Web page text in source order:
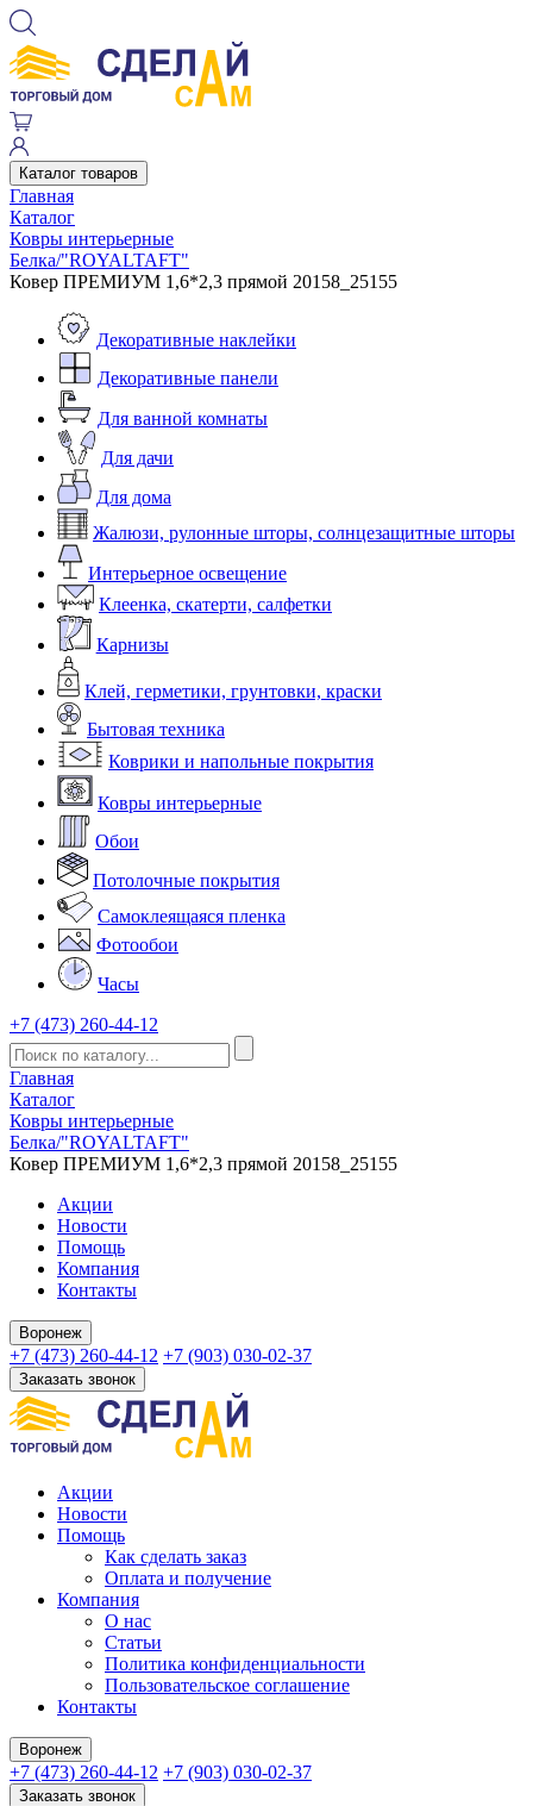
Каталог товаров
Главная
Каталог
Ковры интерьерные
Белка/"ROYALTAFT"
Ковер ПРЕМИУМ 1,6*2,3 прямой 20158_25155
Декоративные наклейки
Декоративные панели
Для ванной комнаты
Для дачи
Для дома
Жалюзи, рулонные шторы, солнцезащитные шторы
Интерьерное освещение
Клеенка, скатерти, салфетки
Карнизы
Клей, герметики, грунтовки, краски
Бытовая техника
Коврики и напольные покрытия
Ковры интерьерные
Обои
Потолочные покрытия
Самоклеящаяся пленка
Фотообои
Часы
+7 (473) 260-44-12
Главная
Каталог
Ковры интерьерные
Белка/"ROYALTAFT"
Ковер ПРЕМИУМ 1,6*2,3 прямой 20158_25155
Акции
Новости
Помощь
Компания
Контакты
Воронеж
+7 (473) 260-44-12 +7 (903) 030-02-37
Заказать звонок
Акции
Новости
Помощь
Как сделать заказ
Оплата и получение
Компания
О нас
Статьи
Политика конфиденциальности
Пользовательское соглашение
Контакты
Воронеж
+7 (473) 260-44-12 +7 (903) 030-02-37
Заказать звонок